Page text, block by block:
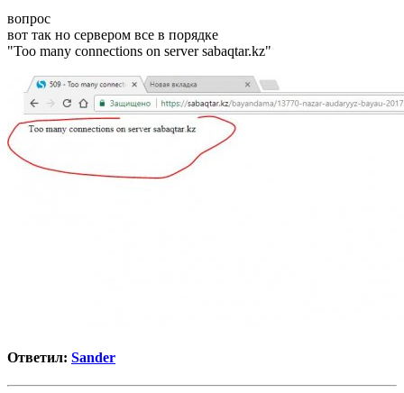
вопрос
вот так но сервером все в порядке
"Too many connections on server sabaqtar.kz"
Ответил: Sander